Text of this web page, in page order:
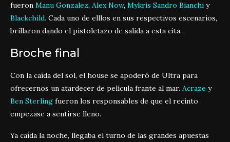
fueron Manu Gonzalez, Alex Now, Mykris Sandro Bianchi y
Blackchild. Cada uno de elllos en sus respectivos escenarios,
brillaron dando el pistoletazo de salida a esta cita.
Broche final
Con la caída del sol, el house se apoderó de Ultra para
ofrecernos un atardecer de película frante al mar. Acraze y
Ben Sterling fueron los responsables de que el recinto
empezase a sentirse lleno.
Ya caída la noche, llegaba el turno de las grandes apuestas